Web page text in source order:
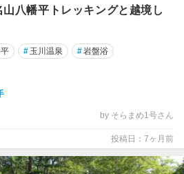
八幡平トレッキングと越境し
# 玉川温泉 #岩盤浴
by そらまめ1号さん
投稿日：7ヶ月前